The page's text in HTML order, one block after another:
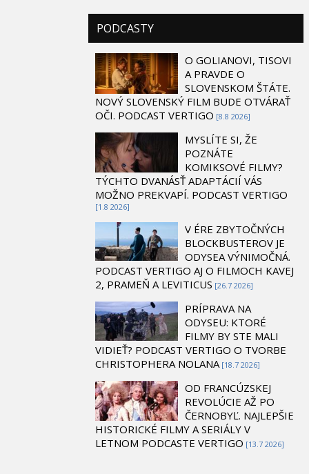
PODCASTY
O GOLIANOVI, TISOVI
A PRAVDE O
SLOVENSKOM ŠTÁTE.
NOVÝ SLOVENSKÝ FILM BUDE OTVÁRAŤ
OČI. PODCAST VERTIGO [8.8 2026]
MYSLÍTE SI, ŽE
POZNÁTE
KOMIKSOVÉ FILMY?
TÝCHTO DVANÁSŤ ADAPTÁCIÍ VÁS
MOŽNO PREKVAPÍ. PODCAST VERTIGO
[1.8 2026]
V ÉRE ZBYTOČNÝCH
BLOCKBUSTEROV JE
ODYSEA VÝNIMOČNÁ.
PODCAST VERTIGO AJ O FILMOCH KAVEJ
2, PRAMEŇ A LEVITICUS [26.7 2026]
PRÍPRAVA NA
ODYSEU: KTORÉ
FILMY BY STE MALI
VIDIEŤ? PODCAST VERTIGO O TVORBE
CHRISTOPHERA NOLANA [18.7 2026]
OD FRANCÚZSKEJ
REVOLÚCIE AŽ PO
ČERNOBYĽ. NAJLEPŠIE
HISTORICKÉ FILMY A SERIÁLY V
LETNOM PODCASTE VERTIGO [13.7 2026]